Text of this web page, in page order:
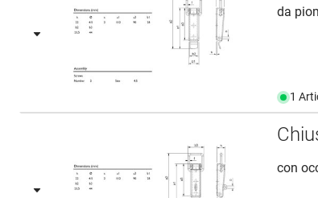
da
1
con